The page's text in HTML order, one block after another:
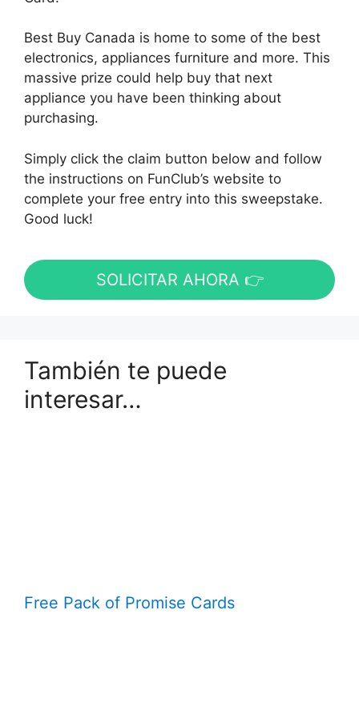
Best Buy Canada is home to some of the best
electronics, appliances furniture and more. This
massive prize could help buy that next
appliance you have been thinking about
purchasing.
Simply click the claim button below and follow
the instructions on FunClub’s website to
complete your free entry into this sweepstake.
Good luck!
SOLICITAR AHORA 👉
También te puede
interesar…
Free Pack of Promise Cards